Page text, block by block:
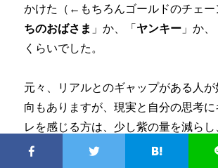
かけた（←もちろんゴールドのチェー
ちのおばさま 」か、「 ヤンキー 」か、
くらいでした。
元々、リアルとのギャップがある人が
向もありますが、現実と自分の思考
レを感じる方は、少し紫の量を減ら
「青」を取り入れる様にしてください